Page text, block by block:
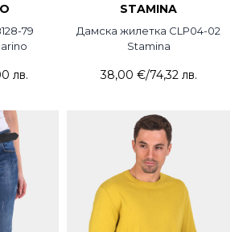
79
лв.
STAMINA
Дамска жилетка CLP04-02
Stamina
38,00 €/74,32 лв.